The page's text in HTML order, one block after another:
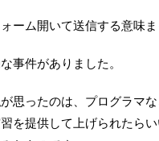
ーム開いて送信する意味ま
事件がありました。
思ったのは、プログラマ
を提供して上げられたらい